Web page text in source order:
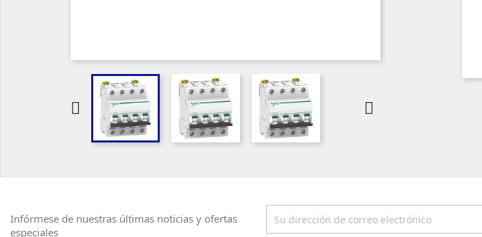
 
Infórmese de nuestras últimas noticias y ofertas
especiales